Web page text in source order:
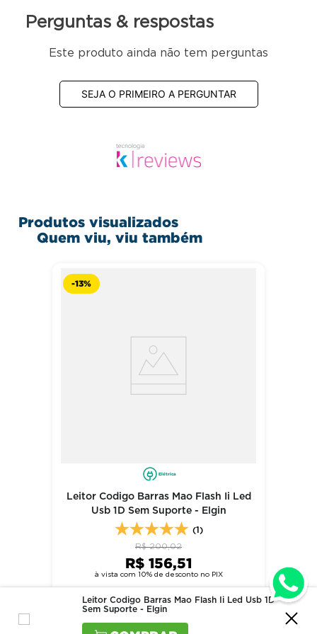
Leitor Codigo Barras Mao Flash Ii Led Usb 1D
Sem Suporte - Elgin
Perguntas & respostas
Este produto ainda não tem perguntas
SEJA O PRIMEIRO A PERGUNTAR
Produtos visualizados
Quem viu, viu também
-13%
Elétrica
Leitor Codigo Barras Mao Flash Ii Led
Usb 1D Sem Suporte - Elgin
(1)
R$ 200,02
R$ 156,51
à vista com 10% de desconto no PIX